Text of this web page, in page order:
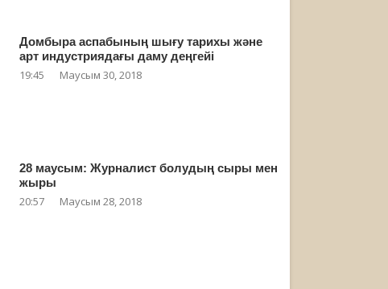
Домбыра аспабының шығу тарихы және
арт индустриядағы даму деңгейі
19:45 Маусым 30, 2018
28 маусым: Журналист болудың сыры мен
жыры
20:57 Маусым 28, 2018